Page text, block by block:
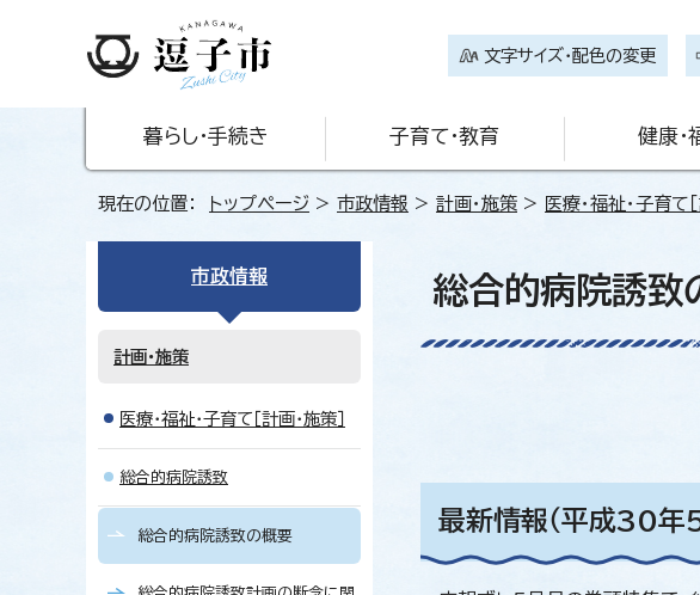
文字サイズ・配色の変更
暮らし・手続き 子育て・教育 健康・
現在の位置： トップページ > 市政情報 > 計画・施策 > 医療・福祉・子育て［
総合的病院誘致
最新情報（平成30年5
市政情報
計画・施策
医療・福祉・子育て［計画・施策］
総合的病院誘致
総合的病院誘致の概要